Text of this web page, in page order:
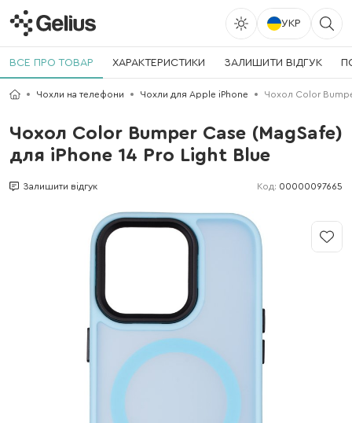
УКР
ВСЕ ПРО ТОВАР ХАРАКТЕРИСТИКИ ЗАЛИШИТИ ВІДГУК
Чохли на телефони Чохли для Apple iPhone Чохол Color
Чохол Color Bumper Case (MagSafe)
для iPhone 14 Pro Light Blue
Залишити відгук Код: 00000097665